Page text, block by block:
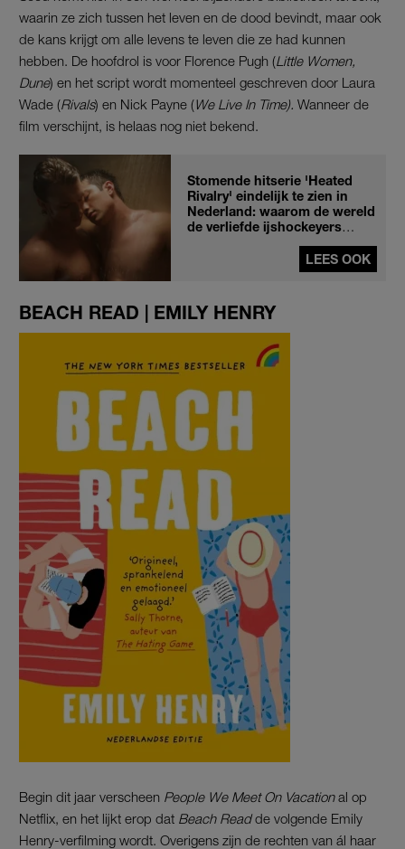
waarin ze zich tussen het leven en de dood bevindt, maar ook
de kans krijgt om alle levens te leven die ze had kunnen
hebben. De hoofdrol is voor Florence Pugh (Little Women,
Dune) en het script wordt momenteel geschreven door Laura
Wade (Rivals) en Nick Payne (We Live In Time). Wanneer de
film verschijnt, is helaas nog niet bekend.
Stomende hitserie 'Heated
Rivalry' eindelijk te zien in
Nederland: waarom de wereld
de verliefde ijshockeyers
LEES OOK
BEACH READ | EMILY HENRY
Begin dit jaar verscheen People We Meet On Vacational op
Netflix, en het lijkt erop dat Beach Readde volgende Emily
Henry-verfilming wordt. Overigens zijn de rechten van ál haar